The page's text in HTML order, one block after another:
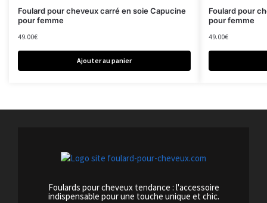
Foulard pour cheveux carré en soie Capucine
pour femme
49.00€
Ajouter au panier
Foulard pour
pour femme
49.00€
Foulards pour cheveux tendance : l'accessoire
indispensable pour une touche unique et chic.